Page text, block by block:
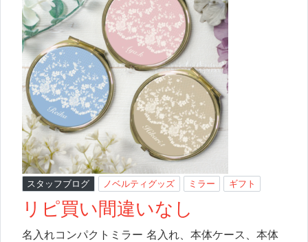
スタッフブログ ノベルティグッズ ミラー ギフト
リピ買い間違いなし
名入れコンパクトミラー 名入れ、本体ケース、本体